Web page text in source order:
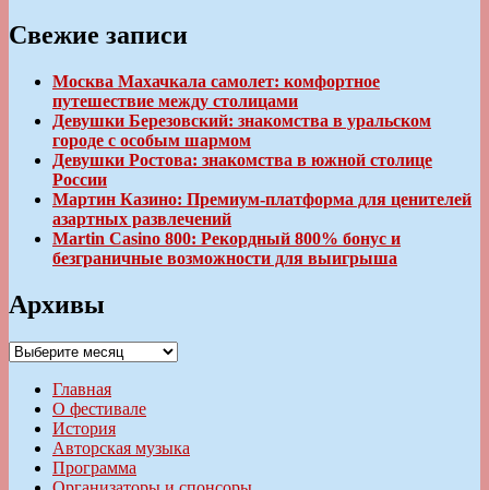
Свежие записи
Москва Махачкала самолет: комфортное
путешествие между столицами
Девушки Березовский: знакомства в уральском
городе с особым шармом
Девушки Ростова: знакомства в южной столице
России
Мартин Казино: Премиум-платформа для ценителей
азартных развлечений
Martin Casino 800: Рекордный 800% бонус и
безграничные возможности для выигрыша
Архивы
Архивы
Главная
О фестивале
История
Авторская музыка
Программа